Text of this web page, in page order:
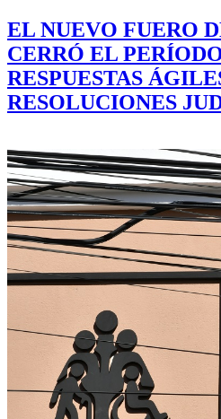
EL NUEVO FUERO
CERRÓ EL
RESPUESTAS
RESOLUCIONES